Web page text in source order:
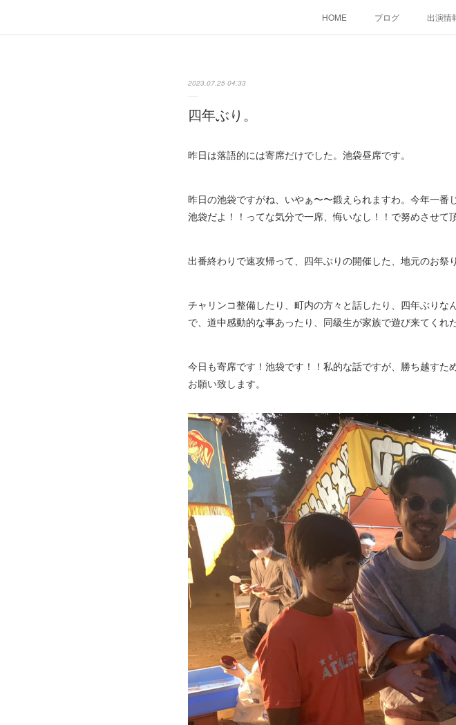
HOME ブログ 出演情
2023.07.25 04:33
四年ぶり。
昨日は落語的には寄席だけでした。池袋昼席です。
昨日の池袋ですがね、いやぁ〜〜鍛えられますわ。今年一
池袋だよ！！ってな気分で一席、悔いなし！！で努めさせて
出番終わりで速攻帰って、四年ぶりの開催した、地元のお祭
チャリンコ整備したり、町内の方々と話したり、四年ぶり
で、道中感動的な事あったり、同級生が家族で遊び来てくれ
今日も寄席です！池袋です！！私的な話ですが、勝ち越す
お願い致します。